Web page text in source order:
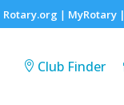
Rotary.org | MyRotary |
Club Finder